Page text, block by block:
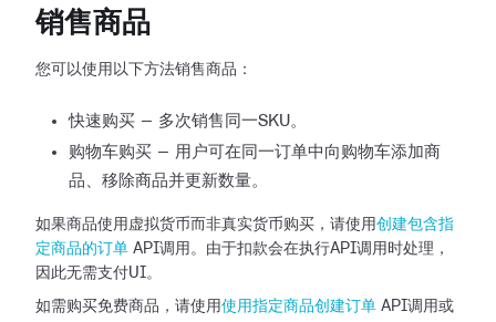
销售商品
您可以使用以下方法销售商品：
快速购买 — 多次销售同一SKU。
购物车购买 — 用户可在同一订单中向购物车添加商
品、移除商品并更新数量。
如果商品使用虚拟货币而非真实货币购买，请使用创建包含指
定商品的订单 API调用。由于扣款会在执行API调用时处理，
因此无需支付UI。
如需购买免费商品，请使用使用指定商品创建订单 API调用或